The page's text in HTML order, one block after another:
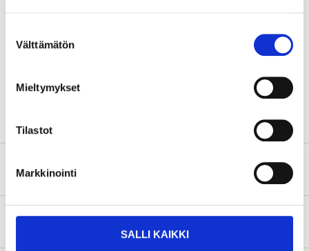
valinta
Välttämätön
Mieltymykset
Tilastot
Markkinointi
SALLI KAIKKI
Length
Inlet/outlet
Safety instructions and other information
About the manufacturer